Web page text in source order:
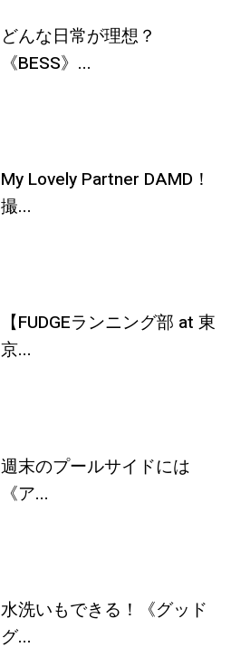
どんな日常が理想？
《BESS》...
My Lovely Partner DAMD！
撮...
【FUDGEランニング部 at 東
京...
週末のプールサイドには
《ア...
水洗いもできる！《グッド
グ...